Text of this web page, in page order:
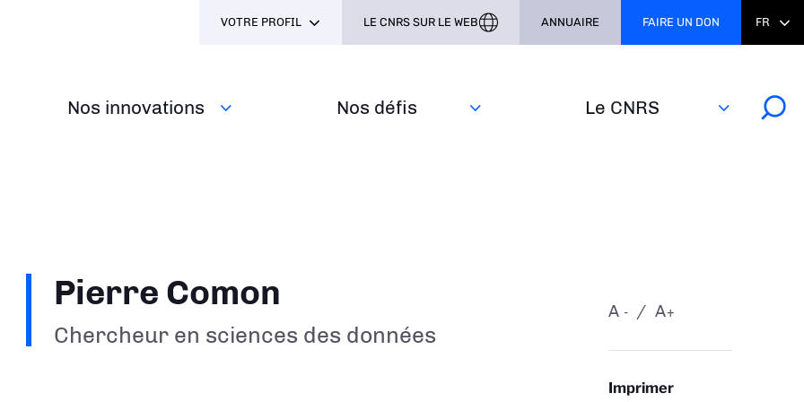
Nos innovations Nos défis‎ Le CNRS
VOTRE PROFIL LE CNRS SUR LE WEB ANNUAIRE FAIRE UN DON FR
Pierre Comon
Chercheur en sciences des données
-
A +
A
Imprimer